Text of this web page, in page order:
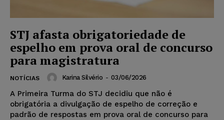
STJ afasta obrigatoriedade de
espelho em prova oral de concurso
para magistratura
NOTÍCIAS Karina Silvério - 03/06/2026
A Primeira Turma do STJ decidiu que não é
obrigatória a divulgação de espelho de correção e
padrão de respostas em prova oral de concurso para